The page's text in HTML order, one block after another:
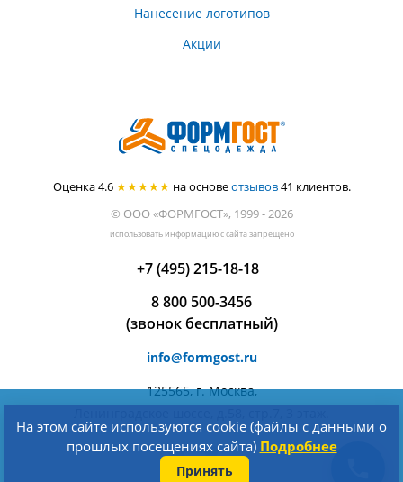
На этом сайте используются cookie (файлы с данными о
прошлых посещениях сайта) Подробнее
Принять
Оценка 4.6 ★★★★★ на основеотзывов41 клиентов.
© ООО «ФОРМГОСТ», 1999 - 2026
использовать информацию с сайта запрещено
Нанесение логотипов
Акции
+7 (495) 215-18-18
8 800 500-3456
(звонок бесплатный)
info@formgost.ru
125565, г. Москва,